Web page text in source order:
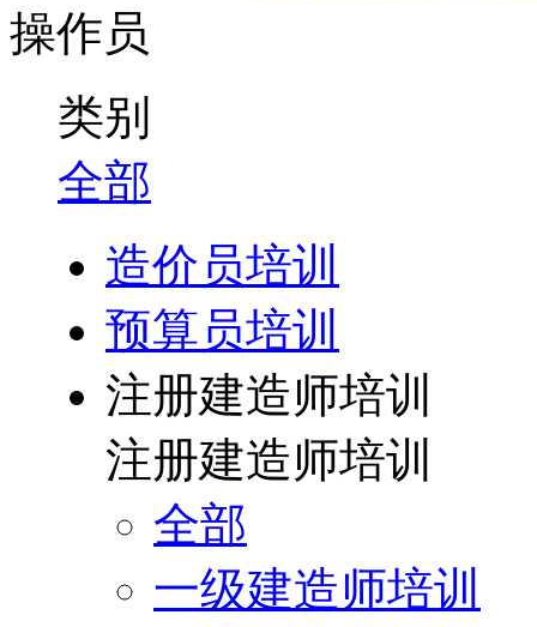
操作员
类别
全部
造价员培训
预算员培训
注册建造师培训
注册建造师培训
全部
一级建造师培训